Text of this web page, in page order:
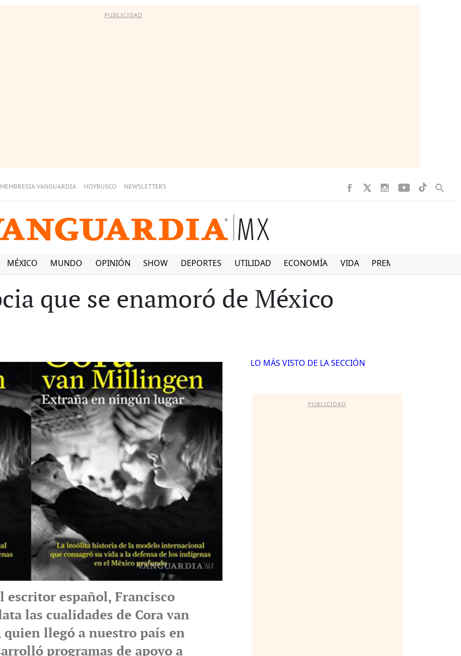
PUBLICIDAD
MEMBRESÍA VANGUARDIA HOYBUSCO NEWSLETTERS
MÉXICO MUNDO OPINIÓN SHOW DEPORTES UTILIDAD ECONOMÍA VIDA PREMIUM
que se enamoró de México
escritor español, Francisco
las cualidades de Cora van
llegó a nuestro país en
programas de apoyo a
LO MÁS VISTO DE LA SECCIÓN
PUBLICIDAD